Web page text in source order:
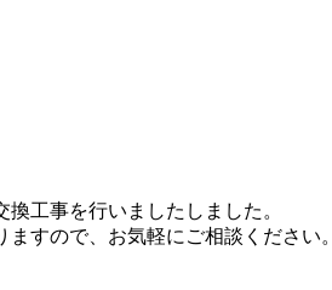
工事を行いましたしました。
すので、お気軽にご相談ください。